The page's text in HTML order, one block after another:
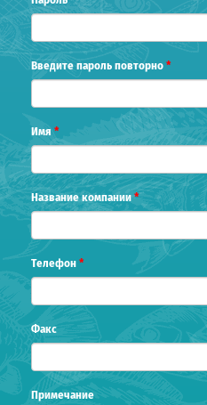
Введите пароль повторно *
Имя *
Название компании *
Телефон *
Факс
Примечание